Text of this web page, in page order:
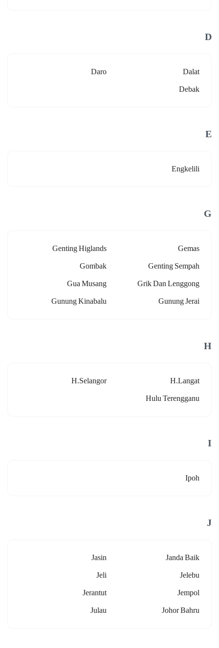
D
Dalat
Daro
Debak
E
Engkelili
G
Gemas
Genting Higlands
Genting Sempah
Gombak
Grik Dan Lenggong
Gua Musang
Gunung Jerai
Gunung Kinabalu
H
H.langat
H.selangor
Hulu Terengganu
I
Ipoh
J
Janda Baik
Jasin
Jelebu
Jeli
Jempol
Jerantut
Johor Bahru
Julau